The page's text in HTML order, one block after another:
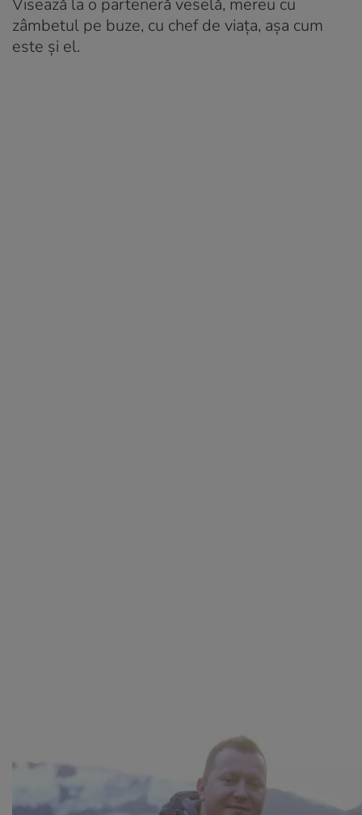
zâmbetul pe buze, cu chef de viața, așa cum
este și el.